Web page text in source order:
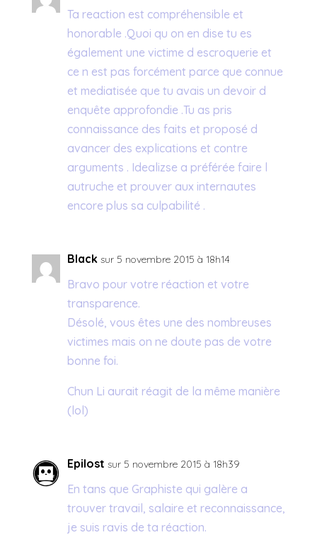
Ta reaction est compréhensible et
honorable .Quoi qu on en dise tu es
également une victime d escroquerie et
ce n est pas forcément parce que connue
et mediatisée que tu avais un devoir d
enquête approfondie .Tu as pris
connaissance des faits et proposé d
avancer des explications et contre
arguments . Idealizse a préférée faire l
autruche et prouver aux internautes
encore plus sa culpabilité .
Black sur 5 novembre 2015 à 18h14
Bravo pour votre réaction et votre
transparence.
Désolé, vous êtes une des nombreuses
victimes mais on ne doute pas de votre
bonne foi.
Chun Li aurait réagit de la même manière
(lol)
Epilost sur 5 novembre 2015 à 18h39
En tans que Graphiste qui galère a
trouver travail, salaire et reconnaissance,
je suis ravis de ta réaction.